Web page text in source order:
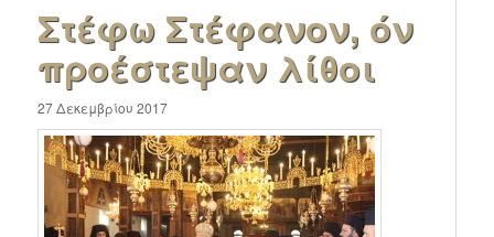
Στέφω Στέφανον, όν
προέστεψαν λίθοι
27 Δεκεμβρίου 2017